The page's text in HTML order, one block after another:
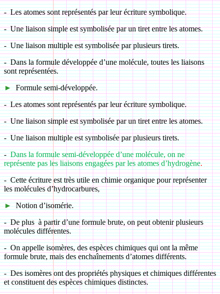
- Les atomes sont représentés par leur écriture symbolique.
- Une liaison simple est symbolisée par un tiret entre les atomes.
- Une liaison multiple est symbolisée par plusieurs tirets.
- Dans la formule développée d’une molécule, toutes les liaisons
sont représentées.
► Formule semi-développée.
- Les atomes sont représentés par leur écriture symbolique.
- Une liaison simple est symbolisée par un tiret entre les atomes.
- Une liaison multiple est symbolisée par plusieurs tirets.
- Dans la formule semi-développée d’une molécule, on ne
représente pas les liaisons engagées par les atomes d’hydrogène.
- Cette écriture est très utile en chimie organique pour représenter
les molécules d’hydrocarbures,
► Notion d’isomérie.
- De plus à partir d’une formule brute, on peut obtenir plusieurs
molécules différentes.
- On appelle isomères, des espèces chimiques qui ont la même
formule brute, mais des enchaînements d’atomes différents.
- Des isomères ont des propriétés physiques et chimiques différentes
et constituent des espèces chimiques distinctes.